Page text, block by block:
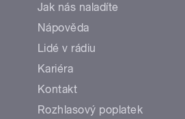
Jak nás naladíte
Nápověda
Lidé v rádiu
Kariéra
Kontakt
Rozhlasový poplatek